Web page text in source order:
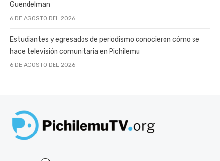
Guendelman
6 DE AGOSTO DEL 2026
Estudiantes y egresados de periodismo conocieron cómo se
hace televisión comunitaria en Pichilemu
6 DE AGOSTO DEL 2026